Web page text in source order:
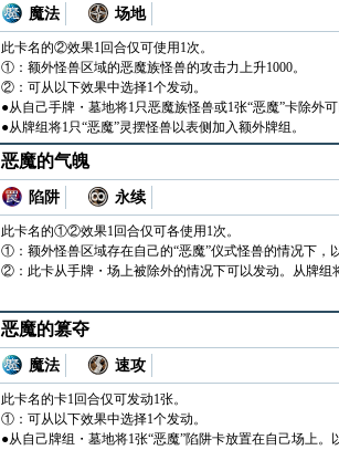
魔法 场地
此卡名的②效果1回合仅可使用1次。
①：额外怪兽区域的恶魔族怪兽的攻击力上升1000。
②：可从以下效果中选择1个发动。
●从自己手牌・墓地将1只恶魔族怪兽或1张“恶魔”卡除外
●从牌组将1只“恶魔”灵摆怪兽以表侧加入额外牌组。
恶魔的气魄
陷阱 永续
此卡名的①②效果1回合仅可各使用1次。
①：额外怪兽区域存在自己的“恶魔”仪式怪兽的情况下，
②：此卡从手牌・场上被除外的情况下可以发动。从牌组
恶魔的篡夺
魔法 速攻
此卡名的卡1回合仅可发动1张。
①：可从以下效果中选择1个发动。
●从自己牌组・墓地将1张“恶魔”陷阱卡放置在自己场上。